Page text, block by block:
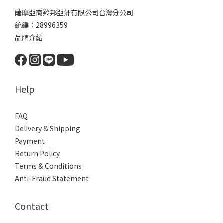
薩摩亞商羚邦亞洲有限公司台灣分公司
統編：28996359
品牌介紹
Help
FAQ
Delivery & Shipping
Payment
Return Policy
Terms & Conditions
Anti-Fraud Statement
Contact